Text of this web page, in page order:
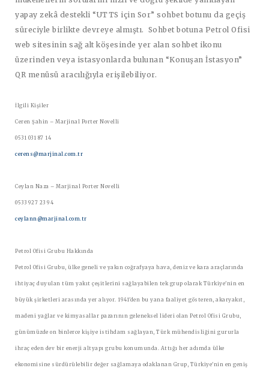
yapay zekâ destekli “UTTS için Sor” sohbet botunu da geçiş
süreciyle birlikte devreye almıştı. Sohbet botuna Petrol Ofisi
web sitesinin sağ alt köşesinde yer alan sohbet ikonu
üzerinden veya istasyonlarda bulunan “Konuşan İstasyon”
QR menüsü aracılığıyla erişilebiliyor.
İlgili Kişiler
Ceren Şahin – Marjinal Porter Novelli
0531 031 87 14
cerens@marjinal.com.tr
Ceylan Naza – Marjinal Porter Novelli
0533 927 23 94
ceylann@marjinal.com.tr
Petrol Ofisi Grubu Hakkında
Petrol Ofisi Grubu, ülke geneli ve yakın coğrafyaya hava, deniz ve kara araçlarında
ihtiyaç duyulan tüm yakıt çeşitlerini sağlayabilen tek grup olarak Türkiye'nin en
büyük şirketleri arasında yer alıyor. 1941'den bu yana faaliyet gösteren, akaryakıt,
madeni yağlar ve kimyasallar pazarının geleneksel lideri olan Petrol Ofisi Grubu,
günümüzde on binlerce kişiye istihdam sağlayan, Türk mühendisliğini gururla
ihraç eden dev bir enerji altyapı grubu konumunda. Attığı her adımda ülke
ekonomisine sürdürülebilir değer sağlamaya odaklanan Grup, Türkiye'nin en geniş